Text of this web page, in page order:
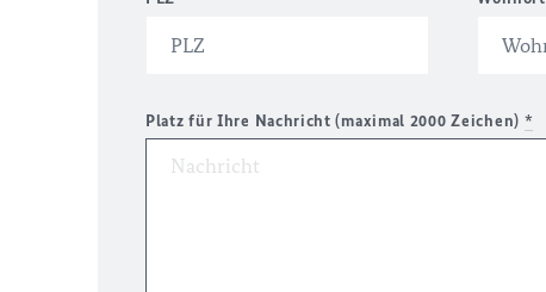
Platz für Ihre Nachricht (maximal 2000 Zeichen) *